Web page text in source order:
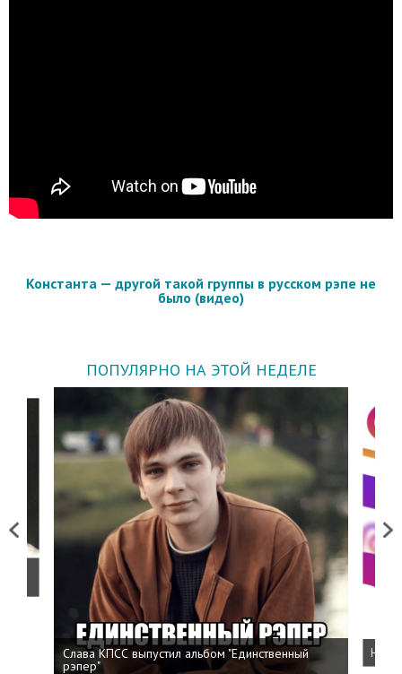
Константа — другой такой группы в русском рэпе не
было (видео)
ПОПУЛЯРНО НА ЭТОЙ НЕДЕЛЕ
Previous
Слава КПСС выпустил альбом "Единственный
рэпер"
Next